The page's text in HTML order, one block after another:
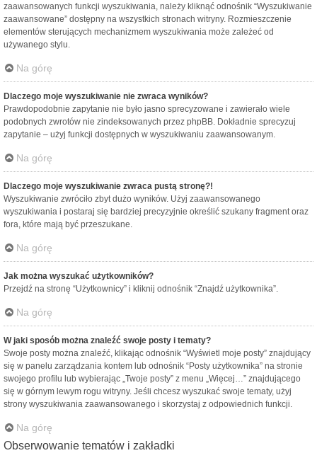
zaawansowanych funkcji wyszukiwania, należy kliknąć odnośnik “Wyszukiwanie
zaawansowane” dostępny na wszystkich stronach witryny. Rozmieszczenie
elementów sterujących mechanizmem wyszukiwania może zależeć od
używanego stylu.
Na górę
Dlaczego moje wyszukiwanie nie zwraca wyników?
Prawdopodobnie zapytanie nie było jasno sprecyzowane i zawierało wiele
podobnych zwrotów nie zindeksowanych przez phpBB. Dokładnie sprecyzuj
zapytanie – użyj funkcji dostępnych w wyszukiwaniu zaawansowanym.
Na górę
Dlaczego moje wyszukiwanie zwraca pustą stronę?!
Wyszukiwanie zwróciło zbyt dużo wyników. Użyj zaawansowanego
wyszukiwania i postaraj się bardziej precyzyjnie określić szukany fragment oraz
fora, które mają być przeszukane.
Na górę
Jak można wyszukać użytkowników?
Przejdź na stronę “Użytkownicy” i kliknij odnośnik “Znajdź użytkownika”.
Na górę
W jaki sposób można znaleźć swoje posty i tematy?
Swoje posty można znaleźć, klikając odnośnik “Wyświetl moje posty” znajdujący
się w panelu zarządzania kontem lub odnośnik “Posty użytkownika” na stronie
swojego profilu lub wybierając „Twoje posty” z menu „Więcej…” znajdującego
się w górnym lewym rogu witryny. Jeśli chcesz wyszukać swoje tematy, użyj
strony wyszukiwania zaawansowanego i skorzystaj z odpowiednich funkcji.
Na górę
Obserwowanie tematów i zakładki